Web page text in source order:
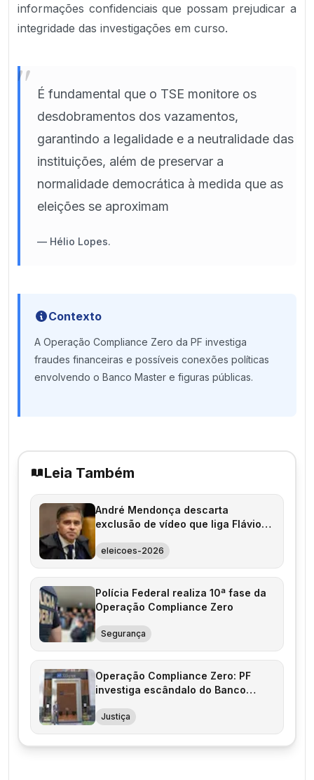
informações confidenciais que possam prejudicar a
integridade das investigações em curso.
"
É fundamental que o TSE monitore os
desdobramentos dos vazamentos,
garantindo a legalidade e a neutralidade das
instituições, além de preservar a
normalidade democrática à medida que as
eleições se aproximam
— Hélio Lopes.
Contexto
A Operação Compliance Zero da PF investiga
fraudes financeiras e possíveis conexões políticas
envolvendo o Banco Master e figuras públicas.
Leia Também
André Mendonça descarta
exclusão de vídeo que liga Flávio
eleicoes-2026
Polícia Federal realiza 10ª fase da
Operação Compliance Zero
Segurança
Operação Compliance Zero: PF
investiga escândalo do Banco
Justiça